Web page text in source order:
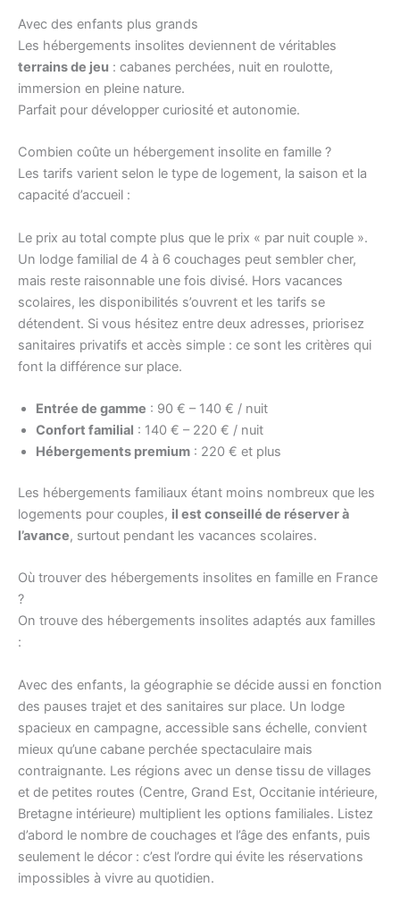
Avec des enfants plus grands
Les hébergements insolites deviennent de véritables
terrains de jeu : cabanes perchées, nuit en roulotte,
immersion en pleine nature.
Parfait pour développer curiosité et autonomie.
Combien coûte un hébergement insolite en famille ?
Les tarifs varient selon le type de logement, la saison et la
capacité d’accueil :
Le prix au total compte plus que le prix « par nuit couple ».
Un lodge familial de 4 à 6 couchages peut sembler cher,
mais reste raisonnable une fois divisé. Hors vacances
scolaires, les disponibilités s’ouvrent et les tarifs se
détendent. Si vous hésitez entre deux adresses, priorisez
sanitaires privatifs et accès simple : ce sont les critères qui
font la différence sur place.
Entrée de gamme : 90 € – 140 € / nuit
Confort familial : 140 € – 220 € / nuit
Hébergements premium : 220 € et plus
Les hébergements familiaux étant moins nombreux que les
logements pour couples, il est conseillé de réserver à
l’avance, surtout pendant les vacances scolaires.
Où trouver des hébergements insolites en famille en France
?
On trouve des hébergements insolites adaptés aux familles
:
Avec des enfants, la géographie se décide aussi en fonction
des pauses trajet et des sanitaires sur place. Un lodge
spacieux en campagne, accessible sans échelle, convient
mieux qu’une cabane perchée spectaculaire mais
contraignante. Les régions avec un dense tissu de villages
et de petites routes (Centre, Grand Est, Occitanie intérieure,
Bretagne intérieure) multiplient les options familiales. Listez
d’abord le nombre de couchages et l’âge des enfants, puis
seulement le décor : c’est l’ordre qui évite les réservations
impossibles à vivre au quotidien.